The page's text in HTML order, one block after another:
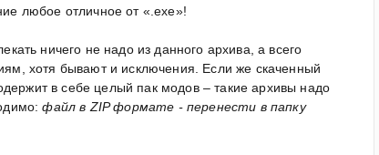
любое отличное от «.exe»!
ничего не надо из данного архива, а всего
хотя бывают и исключения. Если же скаченный
в себе целый пак модов – такие архивы надо
файл в ZIP формате - перенести в папку